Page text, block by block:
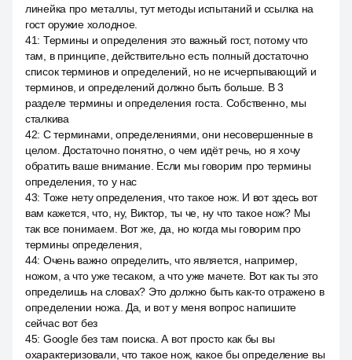
линейка про металлы, тут методы испытаний и ссылка на
гост оружие холодное.
41: Термины и определения это важный гост, потому что
там, в принципе, действительно есть полный достаточно
список терминов и определений, но не исчерпывающий и
терминов, и определений должно быть больше. В 3
разделе термины и определения госта. Собственно, мы
сталкива
42: С терминами, определениями, они несовершенные в
целом. Достаточно понятно, о чем идёт речь, но я хочу
обратить ваше внимание. Если мы говорим про термины
определения, то у нас
43: Тоже нету определения, что такое нож. И вот здесь вот
вам кажется, что, ну, Виктор, ты че, ну что такое нож? Мы
так все понимаем. Вот же, да, но когда мы говорим про
термины определения,
44: Очень важно определить, что является, например,
ножом, а что уже тесаком, а что уже мачете. Вот как ты это
определишь на словах? Это должно быть как-то отражено в
определении ножа. Да, и вот у меня вопрос напишите
сейчас вот без
45: Google без там поиска. А вот просто как бы вы
охарактеризовали, что такое нож, какое бы определение вы